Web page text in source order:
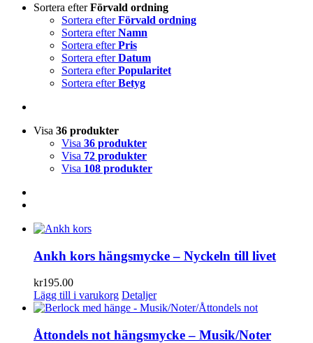
Sortera efterFörvald ordning
Sortera efterFörvald ordning
Sortera efterNamn
Sortera efterPris
Sortera efterDatum
Sortera efterPopularitet
Sortera efterBetyg
Visa 36 produkter
Visa 36 produkter
Visa 72 produkter
Visa 108 produkter
Ankh kors hängsmycke – Nyckeln till livet
kr195.00
Lägg till i varukorg Detaljer
Åttondels not hängsmycke – Musik/Noter